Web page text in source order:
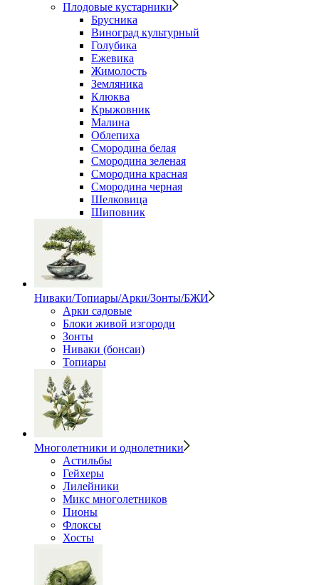
Плодовые кустарники
Брусника
Виноград культурный
Голубика
Ежевика
Жимолость
Земляника
Клюква
Крыжовник
Малина
Облепиха
Смородина белая
Смородина зеленая
Смородина красная
Смородина черная
Шелковица
Шиповник
Ниваки/Топиары/Арки/Зонты/БЖИ
Арки садовые
Блоки живой изгороди
Зонты
Ниваки (бонсаи)
Топиары
Многолетники и однолетники
Астильбы
Гейхеры
Лилейники
Микс многолетников
Пионы
Флоксы
Хосты